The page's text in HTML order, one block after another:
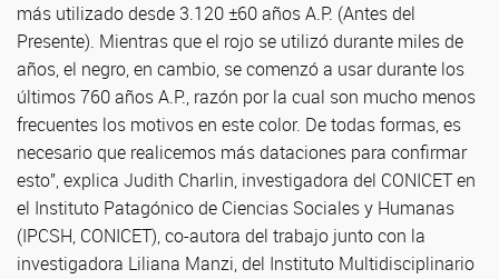
más utilizado desde 3.120 ±60 años A.P. (Antes del
Presente). Mientras que el rojo se utilizó durante miles de
años, el negro, en cambio, se comenzó a usar durante los
últimos 760 años A.P., razón por la cual son mucho menos
frecuentes los motivos en este color. De todas formas, es
necesario que realicemos más dataciones para confirmar
esto”, explica Judith Charlin, investigadora del CONICET en
el Instituto Patagónico de Ciencias Sociales y Humanas
(IPCSH, CONICET), co-autora del trabajo junto con la
investigadora Liliana Manzi, del Instituto Multidisciplinario